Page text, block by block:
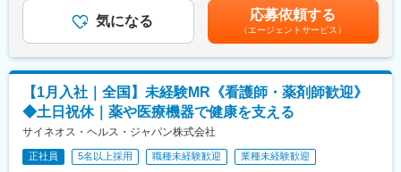
■基本的に稼働率は100%：常時、待機期間が発生することが無い
よう隙間なくアサインをしています。これも比較的少数規模に抑
変更の範囲：会社の定める業務
■夜勤なし！日勤・土日祝休みで働き方改善・ワークライフバラン
スの両立が叶う！
■明確な評価制度あり！自身の成果や頑張りが客観的に評価され、
年収に反映されます。また、在籍年数が増えると永年勤続報奨金
や四半期一時金などの手当もアップします。つまり、やりがいや
努力がきちんと報われる報酬制度になっています。
《丁寧な研修・支援体制で成長を応援！》
入社後は2カ月間の研修制度がありますので、未経験の方も安心し
てご応募ください！同期社員と一緒に集中的に研修を行い、その
動・四半期一時金：10万円（四半期に1回、10万円程度支給）※た
だし支給条件有。他、永続勤務報奨金（3年勤務5万円支給、5年
勤務10万円…）ございます。賃金はあくまでも目安の金額であ
り、選考を通じて上下する可能性があります。月給(月額)は固定手
当を含めた表記です。
気になる 応募依頼する
（エージェントサービス）
【1月入社｜全国】未経験MR《看護師・薬剤師歓迎》
◆土日祝休｜薬や医療機器で健康を支える
サイネオス・ヘルス・ジャパン株式会社
正社員 5名以上採用 職種未経験歓迎 業種未経験歓迎